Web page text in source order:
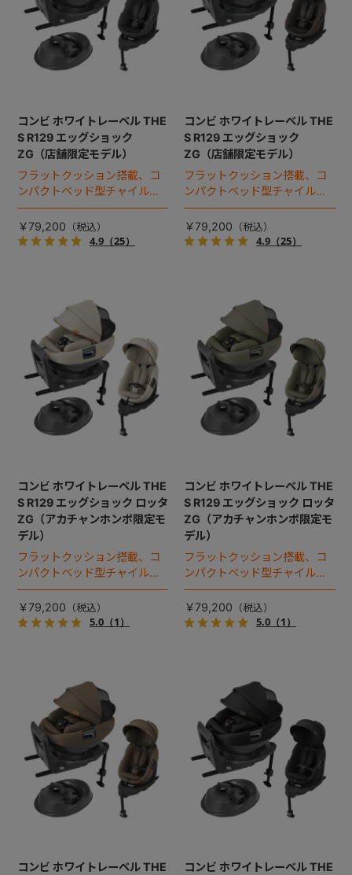
コンビ ホワイトレーベル THE
S R129 エッグショック
ZG（店舗限定モデル）
フラットクッション搭載、コ
ンパクトベッド型チャイルド
シート（2025年モデル）。
￥79,200
4.9（25）
コンビ ホワイトレーベル THE
S R129 エッグショック
ZG（店舗限定モデル）
フラットクッション搭載、コ
ンパクトベッド型チャイルド
シート（2025年モデル）。
￥79,200
4.9（25）
コンビ ホワイトレーベル THE
S R129 エッグショック ロッタ
ZG（アカチャンホンポ限定モ
デル）
フラットクッション搭載、コ
ンパクトベッド型チャイルド
シート（2025年モデル）。
￥79,200
5.0（1）
コンビ ホワイトレーベル THE
S R129 エッグショック ロッタ
ZG（アカチャンホンポ限定モ
デル）
フラットクッション搭載、コ
ンパクトベッド型チャイルド
シート（2025年モデル）。
￥79,200
5.0（1）
コンビ ホワイトレーベル THE
コンビ ホワイトレーベル THE